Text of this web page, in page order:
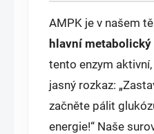
AMPK je v našem
hlavní metabolický
tento enzym
jasný rozkaz:
začněte pálit
energie!“ Naše